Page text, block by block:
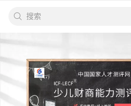
搜索